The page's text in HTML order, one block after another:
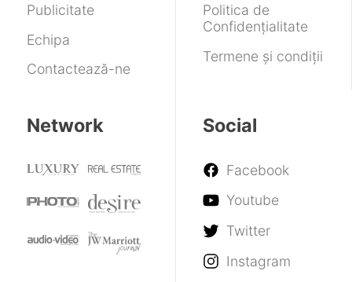
Publicitate
Echipa
Contactează-ne
Politica de
Confidențialitate
Termene și condiții
Network Social
Facebook
Youtube
Twitter
Instagram